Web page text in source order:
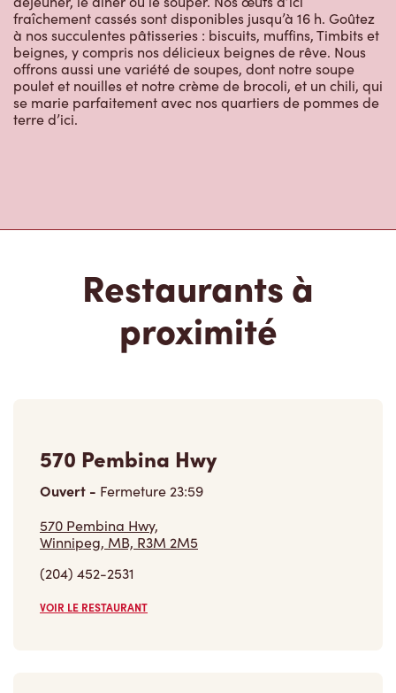
fraîchement cassés sont disponibles jusqu’à 16 h. Goûtez
à nos succulentes pâtisseries : biscuits, muffins, Timbits et
beignes, y compris nos délicieux beignes de rêve. Nous
offrons aussi une variété de soupes, dont notre soupe
poulet et nouilles et notre crème de brocoli, et un chili, qui
se marie parfaitement avec nos quartiers de pommes de
terre d’ici.
Restaurants à
proximité
570 Pembina Hwy
Ouvert - Fermeture23:59
570 Pembina Hwy,
Winnipeg, MB, R3M 2M5
(204) 452-2531
VOIR LE RESTAURANT